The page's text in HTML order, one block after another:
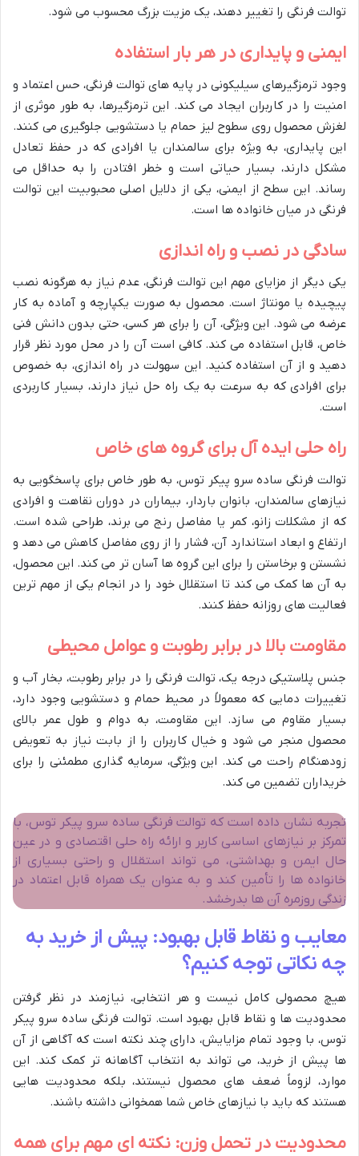
توالت فرنگی را تغییر دهند، یک مزیت بزرگ محسوب می شود.
ایمنی و پایداری در هر بار استفاده
وجود ترمزگیرهای سیلیکونی در پایه های توالت فرنگی، حس اعتماد و
امنیت را در کاربران ایجاد می کند. این ترمزگیرها، به طور موثری از
لغزش محصول روی سطوح لیز حمام یا دستشویی جلوگیری می کنند.
این پایداری، به ویژه برای سالمندان یا افرادی که در حفظ تعادل
مشکل دارند، بسیار حیاتی است و خطر افتادن را به حداقل می
رساند. این سطح از ایمنی، یکی از دلایل اصلی محبوبیت این توالت
فرنگی در میان خانواده ها است.
سادگی در نصب و راه اندازی
یکی دیگر از مزایای مهم این توالت فرنگی، عدم نیاز به هرگونه نصب
پیچیده یا مونتاژ است. محصول به صورت یکپارچه و آماده به کار
عرضه می شود. این ویژگی، آن را برای هر کسی، حتی بدون دانش فنی
خاص، قابل استفاده می کند. کافی است آن را در محل مورد نظر قرار
دهید و از آن استفاده کنید. این سهولت در راه اندازی، به خصوص
برای افرادی که به سرعت به یک راه حل نیاز دارند، بسیار کاربردی
است.
راه حلی ایده آل برای گروه های خاص
توالت فرنگی ساده سرو پیکر توس، به طور خاص برای پاسخگویی به
نیازهای سالمندان، بانوان باردار، بیماران در دوران نقاهت و افرادی
که از مشکلات زانو، کمر یا مفاصل رنج می برند، طراحی شده است.
ارتفاع و ابعاد استاندارد آن، فشار را از روی مفاصل کاهش می دهد و
نشستن و برخاستن را برای این گروه ها آسان تر می کند. این محصول،
به آن ها کمک می کند تا استقلال خود را در انجام یکی از مهم ترین
فعالیت های روزانه حفظ کنند.
مقاومت بالا در برابر رطوبت و عوامل محیطی
جنس پلاستیکی درجه یک، توالت فرنگی را در برابر رطوبت، بخار آب و
تغییرات دمایی که معمولاً در محیط حمام و دستشویی وجود دارد،
بسیار مقاوم می سازد. این مقاومت، به دوام و طول عمر بالای
محصول منجر می شود و خیال کاربران را از بابت نیاز به تعویض
زودهنگام راحت می کند. این ویژگی، سرمایه گذاری مطمئنی را برای
خریداران تضمین می کند.
تجربه نشان داده است که توالت فرنگی ساده سرو پیکر توس، با
تمرکز بر نیازهای اساسی کاربر و ارائه راه حلی اقتصادی و در عین
حال ایمن و بهداشتی، می تواند استقلال و راحتی بسیاری از
خانواده ها را تأمین کند و به عنوان یک همراه قابل اعتماد در
زندگی روزمره آن ها بدرخشد.
معایب و نقاط قابل بهبود: پیش از خرید به
چه نکاتی توجه کنیم؟
هیچ محصولی کامل نیست و هر انتخابی، نیازمند در نظر گرفتن
محدودیت ها و نقاط قابل بهبود است. توالت فرنگی ساده سرو پیکر
توس، با وجود تمام مزایایش، دارای چند نکته است که آگاهی از آن
ها پیش از خرید، می تواند به انتخاب آگاهانه تر کمک کند. این
موارد، لزوماً ضعف های محصول نیستند، بلکه محدودیت هایی
هستند که باید با نیازهای خاص شما همخوانی داشته باشند.
محدودیت در تحمل وزن: نکته ای مهم برای همه